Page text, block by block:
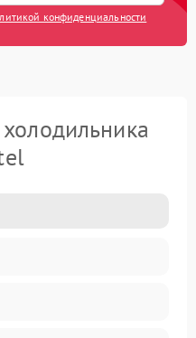
конфиденциальности